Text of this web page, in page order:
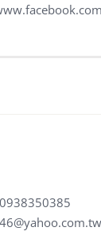
0938350385